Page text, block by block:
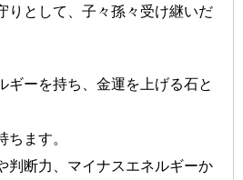
りとして、子々孫々受け継いだ
ギーを持ち、金運を上げる石と
ます。
判断力、マイナスエネルギーか